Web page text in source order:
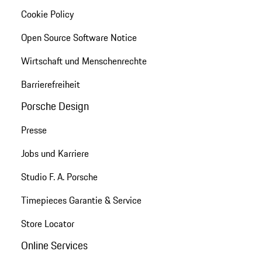
Cookie Policy
Open Source Software Notice
Wirtschaft und Menschenrechte
Barrierefreiheit
Porsche Design
Presse
Jobs und Karriere
Studio F. A. Porsche
Timepieces Garantie & Service
Store Locator
Online Services